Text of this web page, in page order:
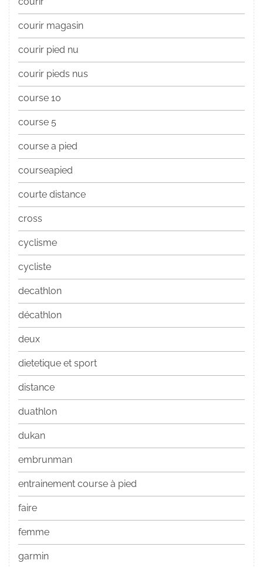
courir magasin
courir pied nu
courir pieds nus
course 10
course 5
course a pied
courseapied
courte distance
cross
cyclisme
cycliste
decathlon
décathlon
deux
dietetique et sport
distance
duathlon
dukan
embrunman
entrainement course à pied
faire
femme
garmin